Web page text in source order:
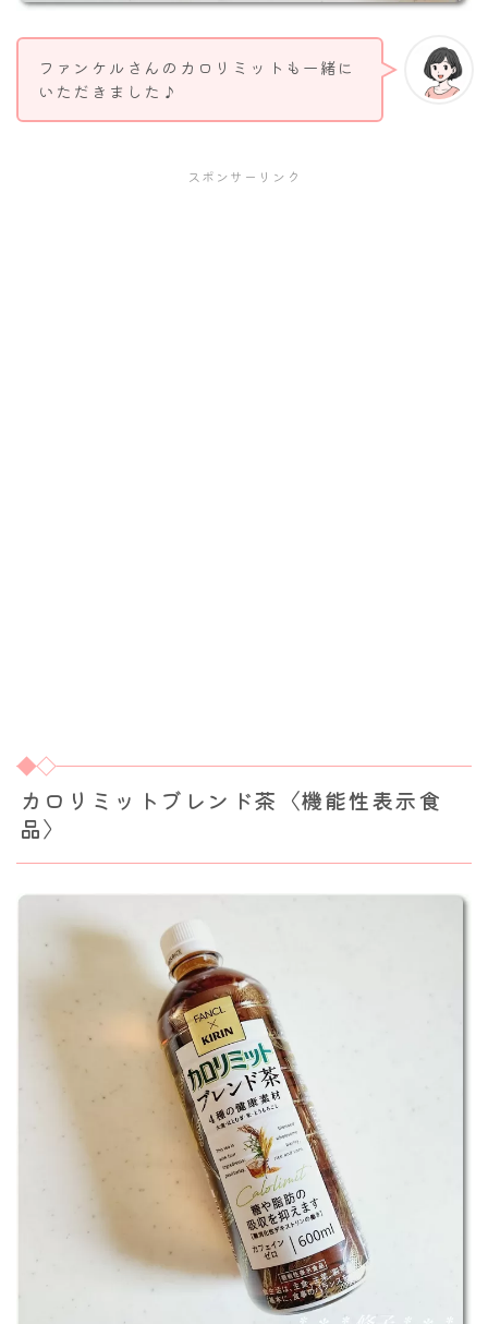
ファンケルさんのカロリミットも一緒に
いただきました♪
スポンサーリンク
カロリミットブレンド茶〈機能性表示食
品〉